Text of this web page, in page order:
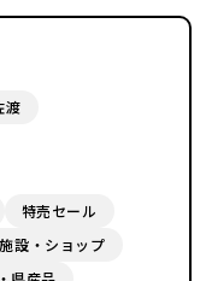
渡
特売セール
施設・ショップ